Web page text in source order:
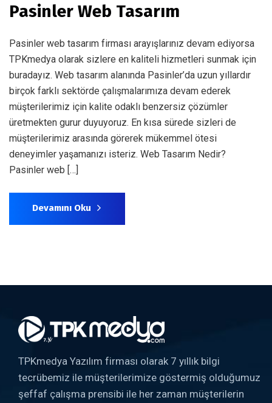
Pasinler Web Tasarım
Pasinler web tasarım firması arayışlarınız devam ediyorsa
TPKmedya olarak sizlere en kaliteli hizmetleri sunmak için
buradayız. Web tasarım alanında Pasinler’da uzun yıllardır
birçok farklı sektörde çalışmalarımıza devam ederek
müşterilerimiz için kalite odaklı benzersiz çözümler
üretmekten gurur duyuyoruz. En kısa sürede sizleri de
müşterilerimiz arasında görerek mükemmel ötesi
deneyimler yaşamanızı isteriz. Web Tasarım Nedir?
Pasinler web […]
Devamını Oku
TPKmedya Yazılım firması olarak 7 yıllık bilgi
tecrübemiz ile müşterilerimize göstermiş olduğumuz
şeffaf çalışma prensibi ile her zaman müşterilerin